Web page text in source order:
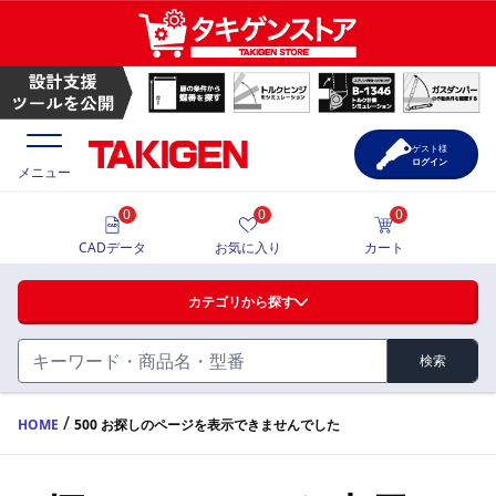
ハンドル・取手・つまみ・周辺機器
FA・A
蝶番・ステー・周辺機器
価格一覧
製品カタログ
メニュー
カテゴリから探す
検索
0
CADデータ
0
お気に入り
0
カート
ゲスト様
ログイン
HOME / 500 お探しのページを表示できませんでした